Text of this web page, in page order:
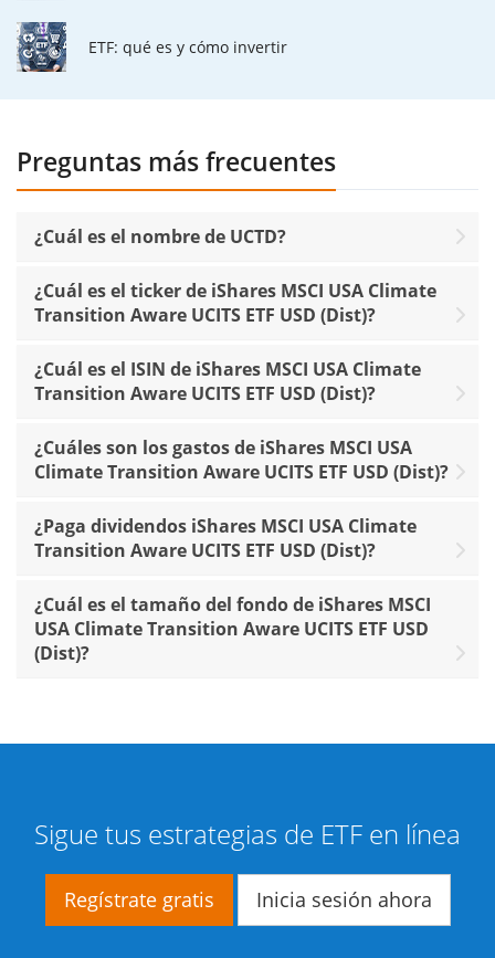
ETF: qué es y cómo invertir
Preguntas más frecuentes
¿Cuál es el nombre de UCTD?
¿Cuál es el ticker de iShares MSCI USA Climate
Transition Aware UCITS ETF USD (Dist)?
¿Cuál es el ISIN de iShares MSCI USA Climate
Transition Aware UCITS ETF USD (Dist)?
¿Cuáles son los gastos de iShares MSCI USA
Climate Transition Aware UCITS ETF USD (Dist)?
¿Paga dividendos iShares MSCI USA Climate
Transition Aware UCITS ETF USD (Dist)?
¿Cuál es el tamaño del fondo de iShares MSCI
USA Climate Transition Aware UCITS ETF USD
(Dist)?
Sigue tus estrategias de ETF en línea
Regístrate gratis Inicia sesión ahora